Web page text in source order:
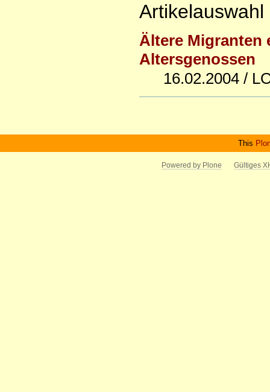
Artikelauswahl
Ältere Migranten
Altersgenossen
16.02.2004 /
This
Powered by Plone Gültiges